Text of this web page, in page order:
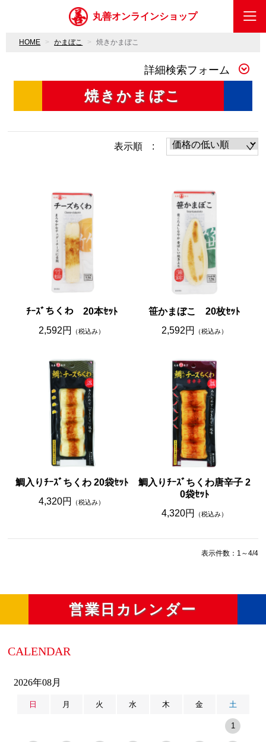
丸善オンラインショップ
HOME かまぼこ 焼きかまぼこ
詳細検索フォーム
焼きかまぼこ
表示順 :
ﾁｰｽﾞちくわ 20本ｾｯﾄ
2,592円
（税込み）
笹かまぼこ 20枚ｾｯﾄ
2,592円
（税込み）
鯛入りﾁｰｽﾞちくわ 20袋ｾｯﾄ
4,320円
（税込み）
鯛入りﾁｰｽﾞちくわ唐辛子 2
0袋ｾｯﾄ
4,320円
（税込み）
表示件数：1～4/4
営業日カレンダー
CALENDAR
2026年08月
日 月 火 水 木 金 土
1